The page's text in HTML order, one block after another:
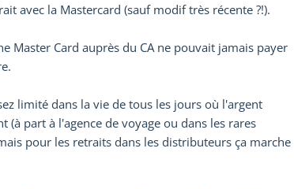
avec la Mastercard (sauf modif très récente ?!).
Master Card auprès du CA ne pouvait jamais payer
limité dans la vie de tous les jours où l'argent
part à l'agence de voyage ou dans les rares
pour les retraits dans les distributeurs ça marche